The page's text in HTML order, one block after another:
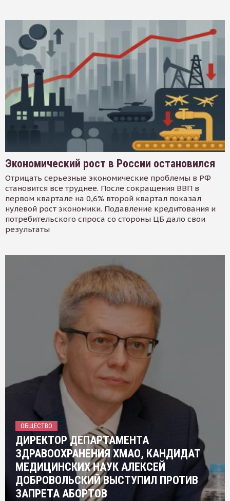
Экономический рост в России остановился
Отрицать серьезные экономические проблемы в РФ
становится все труднее. После сокращения ВВП в
первом квартале на 0,6% второй квартал показал
нулевой рост экономики. Подавление кредитования и
потребительского спроса со стороны ЦБ дало свои
результаты
ОБЩЕСТВО
ДИРЕКТОР ДЕПАРТАМЕНТА
ЗДРАВООХРАНЕНИЯ ХМАО, КАНДИДАТ
МЕДИЦИНСКИХ НАУК АЛЕКСЕЙ
ДОБРОВОЛЬСКИЙ ВЫСТУПИЛ ПРОТИВ
ЗАПРЕТА АБОРТОВ